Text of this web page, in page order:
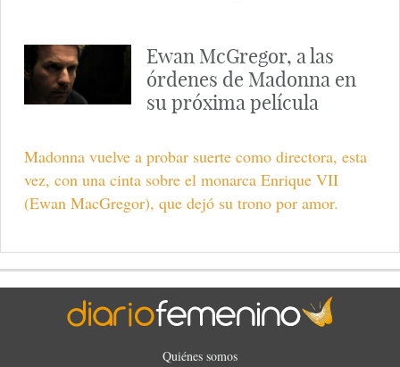
Ewan McGregor, a las
órdenes de Madonna en
su próxima película
Madonna vuelve a probar suerte como directora, esta
vez, con una cinta sobre el monarca Enrique VII
(Ewan MacGregor), que dejó su trono por amor.
Quiénes somos